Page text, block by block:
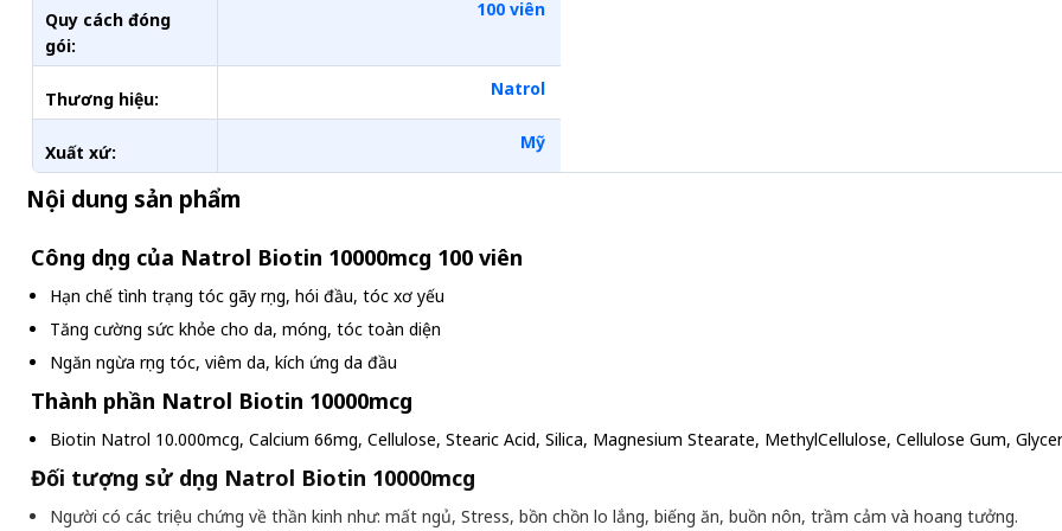
Quy cách đóng
gói:
100 viên
Thương hiệu: Natrol
Xuất xứ: Mỹ
Nội dung sản phẩm
Công dụng của Natrol Biotin 10000mcg 100 viên
Hạn chế tình trạng tóc gãy rụng, hói đầu, tóc xơ yếu
Tăng cường sức khỏe cho da, móng, tóc toàn diện
Ngăn ngừa rụng tóc, viêm da, kích ứng da đầu
Thành phần Natrol Biotin 10000mcg
Biotin Natrol 10.000mcg, Calcium 66mg, Cellulose, Stearic Acid, Silica, Magnesium Stearate, MethylCellulose, Cellulose Gum,
Đối tượng sử dụng Natrol Biotin 10000mcg
Người có các triệu chứng về thần kinh như: mất ngủ, Stress, bồn chồn lo lắng, biếng ăn, buồn nôn, trầm cảm và hoang tưởng.